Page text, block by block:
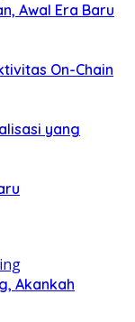
Awal Era Baru
On-Chain
yang
Akankah